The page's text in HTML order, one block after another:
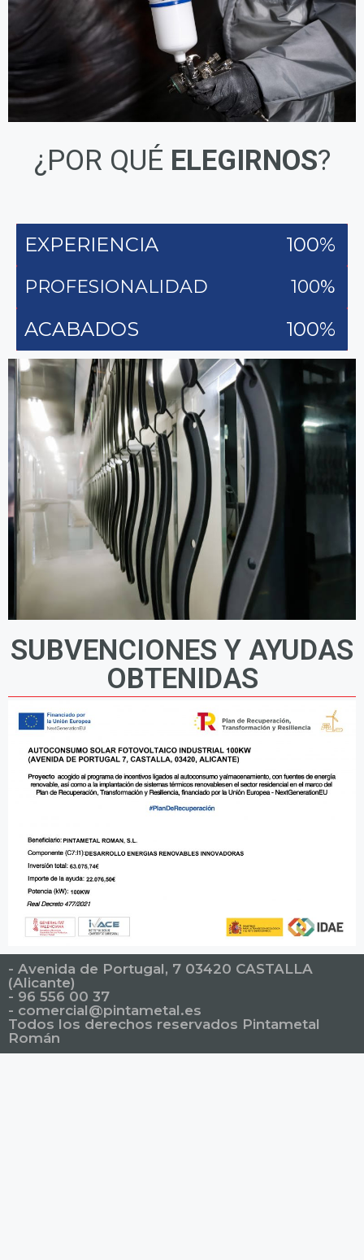
¿POR QUÉ ELEGIRNOS?
EXPERIENCIA 100%
PROFESIONALIDAD 100%
ACABADOS 100%
SUBVENCIONES Y AYUDAS
OBTENIDAS
- Avenida de Portugal, 7 03420 CASTALLA
(Alicante)
- 96 556 00 37
- comercial@pintametal.es
Todos los derechos reservados Pintametal
Román